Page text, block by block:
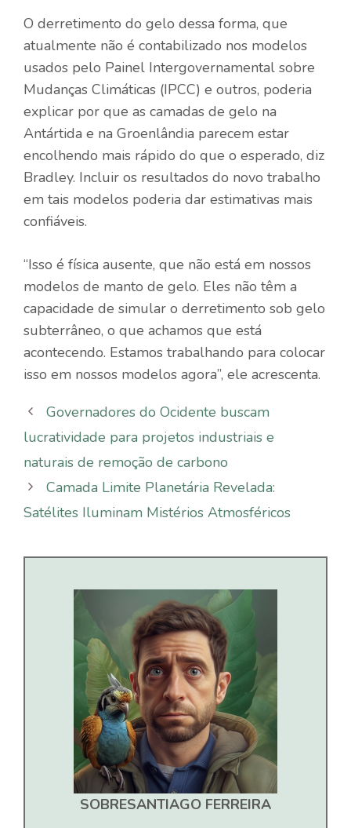
O derretimento do gelo dessa forma, que
atualmente não é contabilizado nos modelos
usados ​​pelo Painel Intergovernamental sobre
Mudanças Climáticas (IPCC) e outros, poderia
explicar por que as camadas de gelo na
Antártida e na Groenlândia parecem estar
encolhendo mais rápido do que o esperado, diz
Bradley. Incluir os resultados do novo trabalho
em tais modelos poderia dar estimativas mais
confiáveis.
“Isso é física ausente, que não está em nossos
modelos de manto de gelo. Eles não têm a
capacidade de simular o derretimento sob gelo
subterrâneo, o que achamos que está
acontecendo. Estamos trabalhando para colocar
isso em nossos modelos agora”, ele acrescenta.
Governadores do Ocidente buscam
lucratividade para projetos industriais e
naturais de remoção de carbono
Camada Limite Planetária Revelada:
Satélites Iluminam Mistérios Atmosféricos
SOBRESANTIAGO FERREIRA